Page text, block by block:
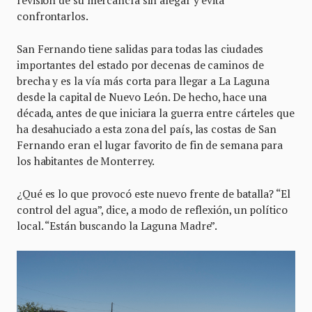
confrontarlos.
San Fernando tiene salidas para todas las ciudades
importantes del estado por decenas de caminos de
brecha y es la vía más corta para llegar a La Laguna
desde la capital de Nuevo León. De hecho, hace una
década, antes de que iniciara la guerra entre cárteles que
ha desahuciado a esta zona del país, las costas de San
Fernando eran el lugar favorito de fin de semana para
los habitantes de Monterrey.
¿Qué es lo que provocó este nuevo frente de batalla? “El
control del agua”, dice, a modo de reflexión, un político
local. “Están buscando la Laguna Madre”.